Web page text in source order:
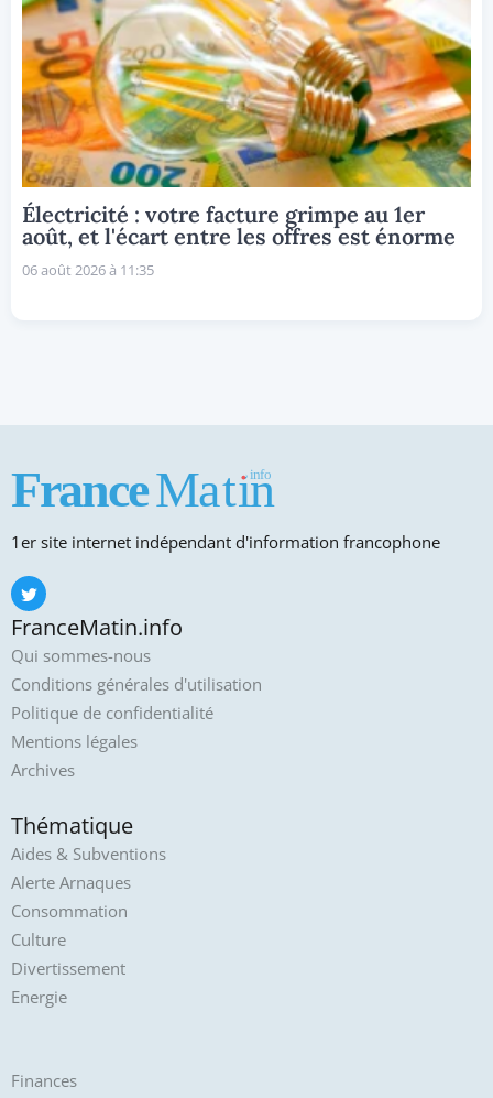
Électricité : votre facture grimpe au 1er
août, et l'écart entre les offres est énorme
06 août 2026 à 11:35
1er site internet indépendant d'information francophone
FranceMatin.info
Qui sommes-nous
Conditions générales d'utilisation
Politique de confidentialité
Mentions légales
Archives
Thématique
Aides & Subventions
Alerte Arnaques
Consommation
Culture
Divertissement
Energie
Finances